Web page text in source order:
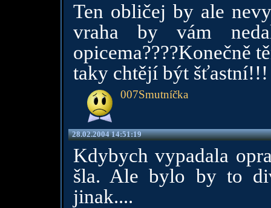
Ten obličej by ale
vraha by vám
opicema????Konečně
taky chtějí být šťastní!!!
007Smutníčka
28.02.2004 14:51:19
Kdybych vypadala
šla. Ale bylo by to
jinak....